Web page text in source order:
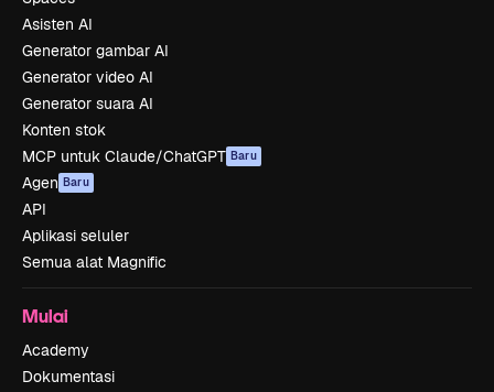
Asisten AI
Generator gambar AI
Generator video AI
Generator suara AI
Konten stok
MCP untuk Claude/ChatGPT Baru
Agen Baru
API
Aplikasi seluler
Semua alat Magnific
Mulai
Academy
Dokumentasi